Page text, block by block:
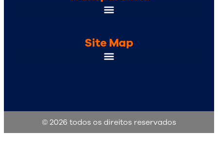
Site Map
© 2026 todos os direitos reservados